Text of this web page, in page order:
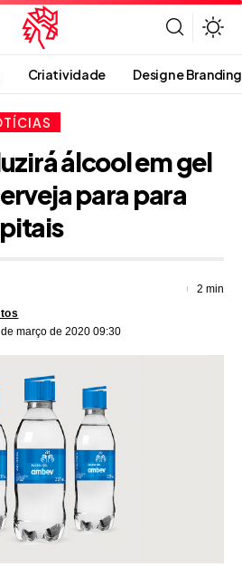
Criatividade Design e Branding
álcool em gel
para para
março de 2020 09:30
2 min